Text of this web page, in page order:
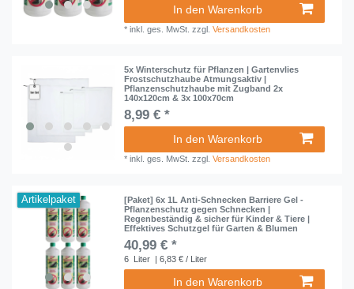
In den Warenkorb
*inkl. ges. MwSt. zzgl.Versandkosten
5x Winterschutz für Pflanzen | Gartenvlies
Frostschutzhaube Atmungsaktiv |
Pflanzenschutzhaube mit Zugband 2x
140x120cm & 3x 100x70cm
8,99 € *
In den Warenkorb
*inkl. ges. MwSt. zzgl.Versandkosten
Artikelpaket
[Paket] 6x 1L Anti-Schnecken Barriere Gel -
Pflanzenschutz gegen Schnecken |
Regenbeständig & sicher für Kinder & Tiere |
Effektives Schutzgel für Garten & Blumen
40,99 € *
6 Liter | 6,83 € / Liter
In den Warenkorb